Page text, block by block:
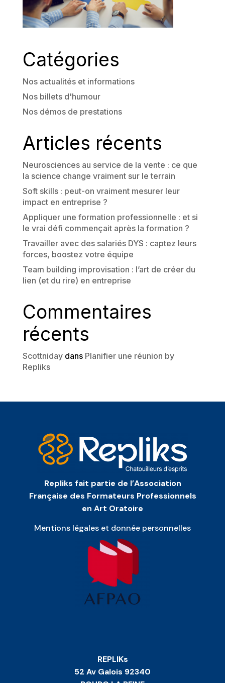
Catégories
Nos actualités et informations
Nos billets d'humour
Nos démos de prestations
Articles récents
Neurosciences au service de la vente : ce que
la science change vraiment sur le terrain
Soft skills : peut-on vraiment mesurer leur
impact en entreprise ?
Appliquer une formation professionnelle : et si
le vrai défi commençait après la formation ?
Travailler avec des salariés DYS : captez leurs
forces, boostez votre équipe
Team building improvisation : l’art de créer du
lien (et du rire) en entreprise
Commentaires
récents
Scottnidaydans Planifier une réunion by
Repliks
Repliks fait partie de l’Association
Française des Formateurs Professionnels
en Art Oratoire
Mentions légales et donnée personnelles
REPLIKs
52 Av Galois 92340